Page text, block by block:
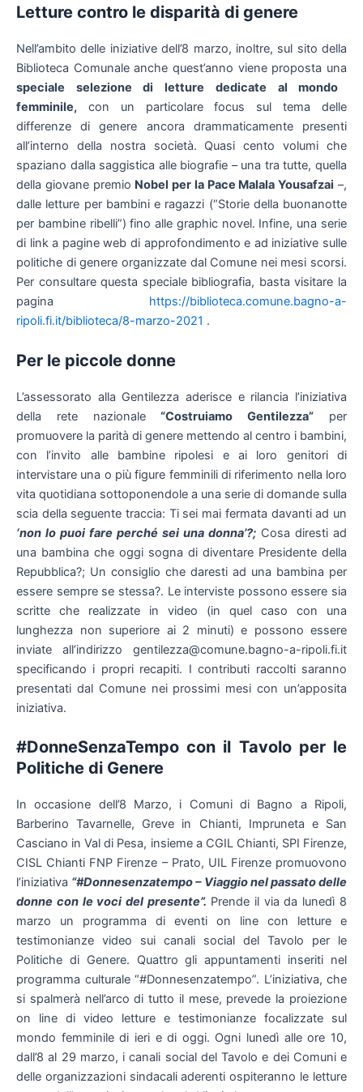
Letture contro le disparità di genere
Nell’ambito delle iniziative dell’8 marzo, inoltre, sul sito della
Biblioteca Comunale anche quest’anno viene proposta una
speciale selezione di letture dedicate al mondo
femminile, con un particolare focus sul tema delle
differenze di genere ancora drammaticamente presenti
all’interno della nostra società. Quasi cento volumi che
spaziano dalla saggistica alle biografie – una tra tutte, quella
della giovane premio Nobel per la Pace Malala Yousafzai –,
dalle letture per bambini e ragazzi (“Storie della buonanotte
per bambine ribelli”) fino alle graphic novel. Infine, una serie
di link a pagine web di approfondimento e ad iniziative sulle
politiche di genere organizzate dal Comune nei mesi scorsi.
Per consultare questa speciale bibliografia, basta visitare la
pagina https://biblioteca.comune.bagno-a-
ripoli.fi.it/biblioteca/8-marzo-2021 .
Per le piccole donne
L’assessorato alla Gentilezza aderisce e rilancia l’iniziativa
della rete nazionale“Costruiamo Gentilezza” per
promuovere la parità di genere mettendo al centro i bambini,
con l’invito alle bambine ripolesi e ai loro genitori di
intervistare una o più figure femminili di riferimento nella loro
vita quotidiana sottoponendole a una serie di domande sulla
scia della seguente traccia: Ti sei mai fermata davanti ad un
‘non lo puoi fare perché sei una donna’?; Cosa diresti ad
una bambina che oggi sogna di diventare Presidente della
Repubblica?; Un consiglio che daresti ad una bambina per
essere sempre se stessa?. Le interviste possono essere sia
scritte che realizzate in video (in quel caso con una
lunghezza non superiore ai 2 minuti) e possono essere
inviate all’indirizzo gentilezza@comune.bagno-a-ripoli.fi.it
specificando i propri recapiti. I contributi raccolti saranno
presentati dal Comune nei prossimi mesi con un’apposita
iniziativa.
#DonneSenzaTempo con il Tavolo per le
Politiche di Genere
In occasione dell’8 Marzo, i Comuni di Bagno a Ripoli,
Barberino Tavarnelle, Greve in Chianti, Impruneta e San
Casciano in Val di Pesa, insieme a CGIL Chianti, SPI Firenze,
CISL Chianti FNP Firenze – Prato, UIL Firenze promuovono
l’iniziativa “#Donnesenzatempo – Viaggio nel passato delle
donne con le voci del presente”. Prende il via da lunedì 8
marzo un programma di eventi on line con letture e
testimonianze video sui canali social del Tavolo per le
Politiche di Genere. Quattro gli appuntamenti inseriti nel
programma culturale “#Donnesenzatempo”. L’iniziativa, che
si spalmerà nell’arco di tutto il mese, prevede la proiezione
on line di video letture e testimonianze focalizzate sul
mondo femminile di ieri e di oggi. Ogni lunedì alle ore 10,
dall’8 al 29 marzo, i canali social del Tavolo e dei Comuni e
delle organizzazioni sindacali aderenti ospiteranno le letture